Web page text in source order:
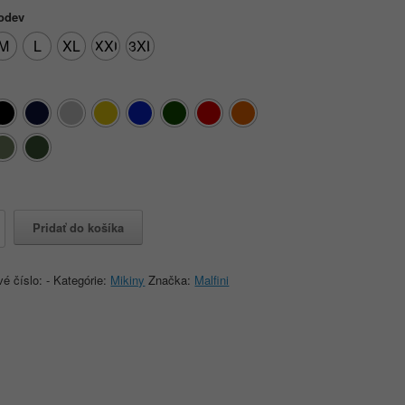
L XL XXL 3XL
Pridať do košíka
číslo:- Kategórie: Mikiny Značka: Malfini